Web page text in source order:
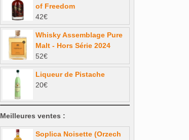
of Freedom
42€
Whisky Assemblage Pure
Malt - Hors Série 2024
52€
Liqueur de Pistache
20€
Meilleures ventes :
Soplica Noisette (Orzech